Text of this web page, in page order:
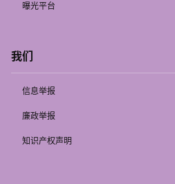
曝光平台
我们
信息举报
廉政举报
知识产权声明